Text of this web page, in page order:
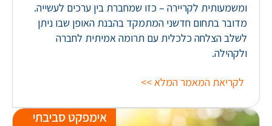
ומשמעותית לקריירה – כזו שמחברת בין ערכים לעשייה.
מדובר בתחום חדשני המתמקד בהבנת האופן שבו ניתן
לשלב הצלחה כלכלית עם תרומה אמיתית לחברה
ולקהילה.
לקריאת המאמר המלא >>
אימפקט סביבתי